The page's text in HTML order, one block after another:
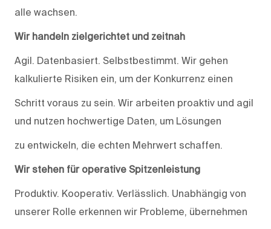
alle wachsen.
Wir handeln zielgerichtet und zeitnah
Agil. Datenbasiert. Selbstbestimmt. Wir gehen
kalkulierte Risiken ein, um der Konkurrenz einen
Schritt voraus zu sein. Wir arbeiten proaktiv und agil
und nutzen hochwertige Daten, um Lösungen
zu entwickeln, die echten Mehrwert schaffen.
Wir stehen für operative Spitzenleistung
Produktiv. Kooperativ. Verlässlich. Unabhängig von
unserer Rolle erkennen wir Probleme, übernehmen